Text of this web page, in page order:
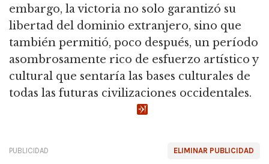
embargo, la victoria no solo garantizó su
libertad del dominio extranjero, sino que
también permitió, poco después, un período
asombrosamente rico de esfuerzo artístico y
cultural que sentaría las bases culturales de
todas las futuras civilizaciones occidentales.
ELIMINAR PUBLICIDAD
PUBLICIDAD